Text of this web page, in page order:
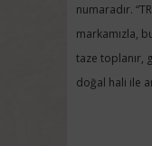
numaradır.
markamızla,
taze toplanır,
doğal hali ile